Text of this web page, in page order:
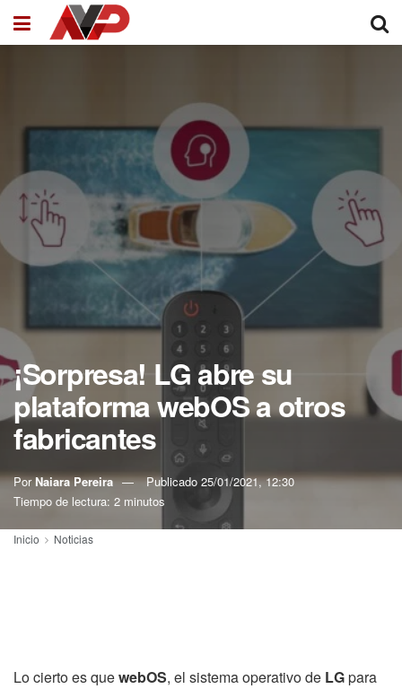
¡Sorpresa! LG abre su
plataforma webOS a otros
fabricantes
Por Naiara Pereira Publicado 25/01/2021, 12:30
Tiempo de lectura: 2 minutos
Inicio Noticias
Lo cierto es quewebOS, el sistema operativo de LGpara